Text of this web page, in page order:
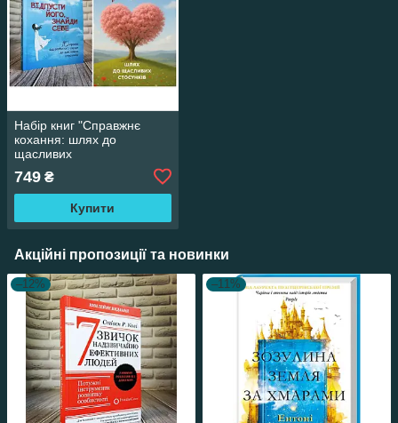
Набір книг "Справжнє
кохання: шлях до
щасливих
стосунків","Відпусти його,
знайди себе. 10 кроків від
розбитого серця до
щасливих"
749 ₴
Купити
Акційні пропозиції та новинки
–12% –11%